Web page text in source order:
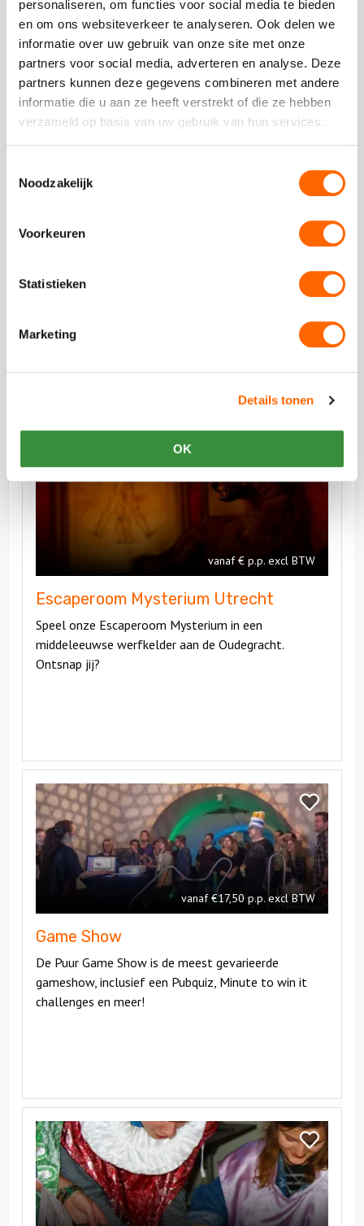
personaliseren, om functies voor social media te bieden
en om ons websiteverkeer te analyseren. Ook delen we
informatie over uw gebruik van onze site met onze
partners voor social media, adverteren en analyse. Deze
partners kunnen deze gegevens combineren met andere
informatie die u aan ze heeft verstrekt of die ze hebben
verzameld op basis van uw gebruik van hun services.
Noodzakelijk
Voorkeuren
Statistieken
Marketing
Details tonen
OK
Bel ons op088-7887000
Op dit moment zijn we gesloten.
Stuur ons een bericht
Ga naarcontactformulier
Chat met ons
Start metchatten
Beoordeling van onze klanten
Plaats een review Bekijk alle reviews
Bekijk
vanaf € p.p. excl BTW
Escaperoom Mysterium Utrecht
Speel onze Escaperoom Mysterium in een
middeleeuwse werfkelder aan de Oudegracht.
Ontsnap jij?
Mysterium
Bekijk
Game
Show
vanaf €17,50 p.p. excl BTW
Game Show
De Puur Game Show is de meest gevarieerde
gameshow, inclusief een Pubquiz, Minute to win it
challenges en meer!
Game
Show
Bekijk
Mobiele
escape
room
De
Mobiele
escape
room
De
Strijd